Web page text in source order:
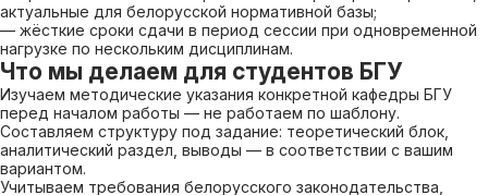
актуальные для белорусской нормативной базы;
— жёсткие сроки сдачи в период сессии при одновременной
нагрузке по нескольким дисциплинам.
Что мы делаем для студентов БГУ
Изучаем методические указания конкретной кафедры БГУ
перед началом работы — не работаем по шаблону.
Составляем структуру под задание: теоретический блок,
аналитический раздел, выводы — в соответствии с вашим
вариантом.
Учитываем требования белорусского законодательства,